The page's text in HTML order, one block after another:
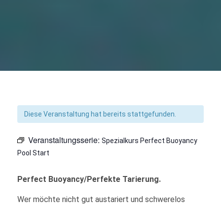
Diese Veranstaltung hat bereits stattgefunden.
Veranstaltungsserie: Spezialkurs Perfect Buoyancy
Pool Start
Perfect Buoyancy/Perfekte Tarierung.
Wer möchte nicht gut austariert und schwerelos